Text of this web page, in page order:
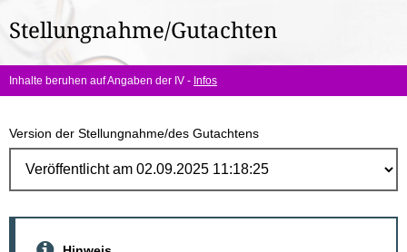
hier:
Stellungnahme/Gutachten
Inhalte beruhen auf Angaben der IV - Infos
Version der Stellungnahme/des Gutachtens